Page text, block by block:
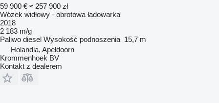
59 900 € ≈ 257 900 zł
Wózek widłowy - obrotowa ładowarka
2018
2 183 m/g
Paliwo diesel Wysokość podnoszenia 15,7 m
Holandia, Apeldoorn
Krommenhoek BV
Kontakt z dealerem